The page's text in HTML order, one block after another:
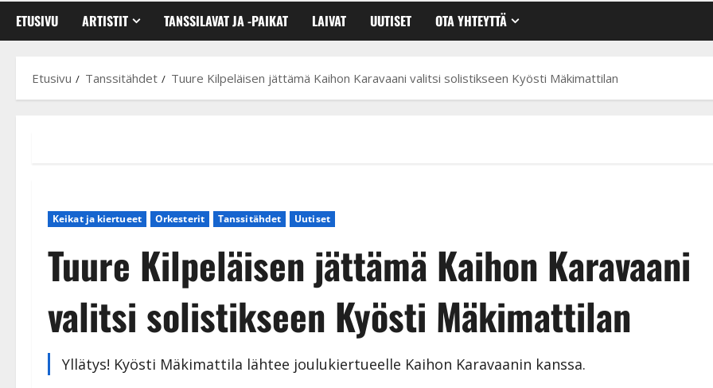
ETUSIVU ARTISTIT TANSSILAVAT JA -PAIKAT LAIVAT UUTISET OTA YHTEYTTÄ
Etusivu Tanssitähdet Tuure Kilpeläisen jättämä Kaihon Karavaani valitsi solistikseen Kyösti Mäkimattilan
Keikat ja kiertueet Orkesterit Tanssitähdet Uutiset
Tuure Kilpeläisen jättämä Kaihon Karavaani
valitsi solistikseen Kyösti Mäkimattilan
Yllätys! Kyösti Mäkimattila lähtee joulukiertueelle Kaihon Karavaanin kanssa.